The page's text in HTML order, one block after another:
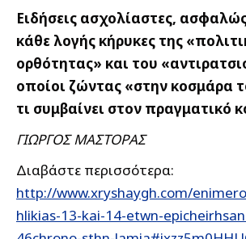
Ειδήσεις ασχολίαστες,
κάθε λογής κήρυκες της
ορθότητας» και του
οποίοι ζώντας «στην κοσμάρα
τι συμβαίνει στον πραγματικό
ΓΙΩΡΓΟΣ ΜΑΣΤΟΡΑΣ
Διαβάστε περισσότερα:
http://www.xryshaygh.com/
hlikias-13-kai-14-etwn-